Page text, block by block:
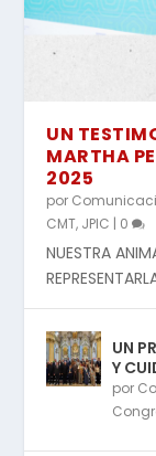
UN
MARTHA
2025
por
CMT, JPIC | 0
NUESTRA
UN
Y
por